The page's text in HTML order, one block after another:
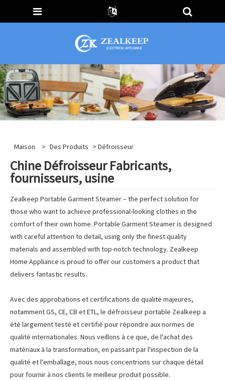
Maison > Des Produits > Défroisseur
Chine Défroisseur Fabricants,
fournisseurs, usine
Zealkeep Portable Garment Steamer – the perfect solution for
those who want to achieve professional-looking clothes in the
comfort of their own home. Portable Garment Steamer is designed
with careful attention to detail, using only the finest quality
materials and assembled with top-notch technology. Zealkeep
Home Appliance is proud to offer our customers a product that
delivers fantastic results.
Avec des approbations et certifications de qualité majeures,
notamment GS, CE, CB et ETL, le défroisseur portable Zealkeep a
été largement testé et certifié pour répondre aux normes de
qualité internationales. Nous veillons à ce que, de l'achat des
matériaux à la transformation, en passant par l'inspection de la
qualité et l'emballage, nous nous concentrions sur chaque détail
pour fournir à nos clients le meilleur produit possible.